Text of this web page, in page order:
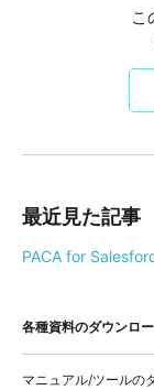
こ
最近見た記事
PACA for
各種資料のダウンロ
マニュアル/ツールの